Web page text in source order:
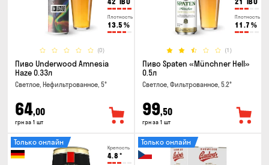
Плотность
13.5 %
(0)
Пиво Underwood Amnesia
Haze 0.33л
Светлое, Нефильтрованное, 5°
64,00
грн за 1 шт
Плотность
11.7 %
(1)
Пиво Spaten «Münchner Hell»
0.5л
Светлое, Фильтрованное, 5.2°
99,50
грн за 1 шт
Крепость
4.8 °
Только онлайн Только онлайн